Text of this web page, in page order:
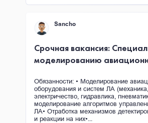
Sancho
Срочная вакансия:
моделированию
Обязанности: • Моделирование
оборудования и систем ЛА (механика,
электричество, гидравлика,
моделирование алгоритмов
ЛА• Отработка механизмов
и реакции на них•...